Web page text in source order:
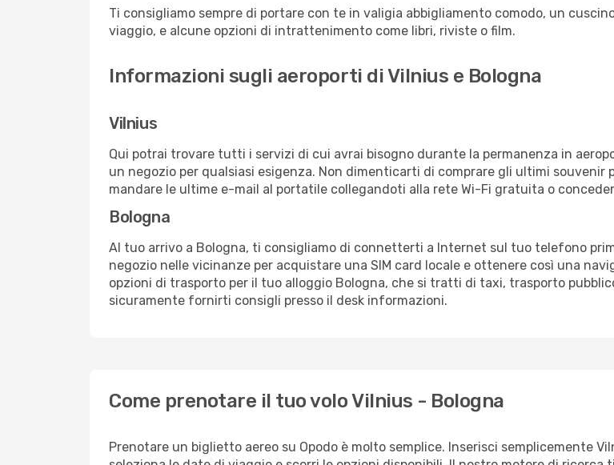
Ti consigliamo sempre di portare con te in valigia abbigliamento comodo, un
viaggio, e alcune opzioni di intrattenimento come libri, riviste o film.
Informazioni sugli aeroporti di Vilnius e Bologna
Vilnius
Qui potrai trovare tutti i servizi di cui avrai bisogno durante la permanenza in
un negozio per qualsiasi esigenza. Non dimenticarti di comprare gli ultimi
mandare le ultime e-mail al portatile collegandoti alla rete Wi-Fi gratuita o
Bologna
Al tuo arrivo a Bologna, ti consigliamo di connetterti a Internet sul tuo telefono
negozio nelle vicinanze per acquistare una SIM card locale e ottenere così una
opzioni di trasporto per il tuo alloggio Bologna, che si tratti di taxi, trasporto
sicuramente fornirti consigli presso il desk informazioni.
Come prenotare il tuo volo Vilnius - Bologna
Prenotare un biglietto aereo su Opodo è molto semplice. Inserisci semplicemente